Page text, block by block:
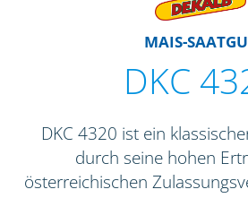
MAIS-
DKC
DKC 4320 ist ein
durch seine hohen
österreichischen